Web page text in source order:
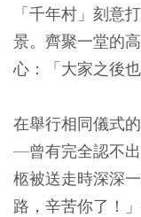
「千年村」刻意
景。齊聚一堂的
心：「大家之後
在舉行相同儀式
—曾有完全認不
柩被送走時深深
路，辛苦你了！